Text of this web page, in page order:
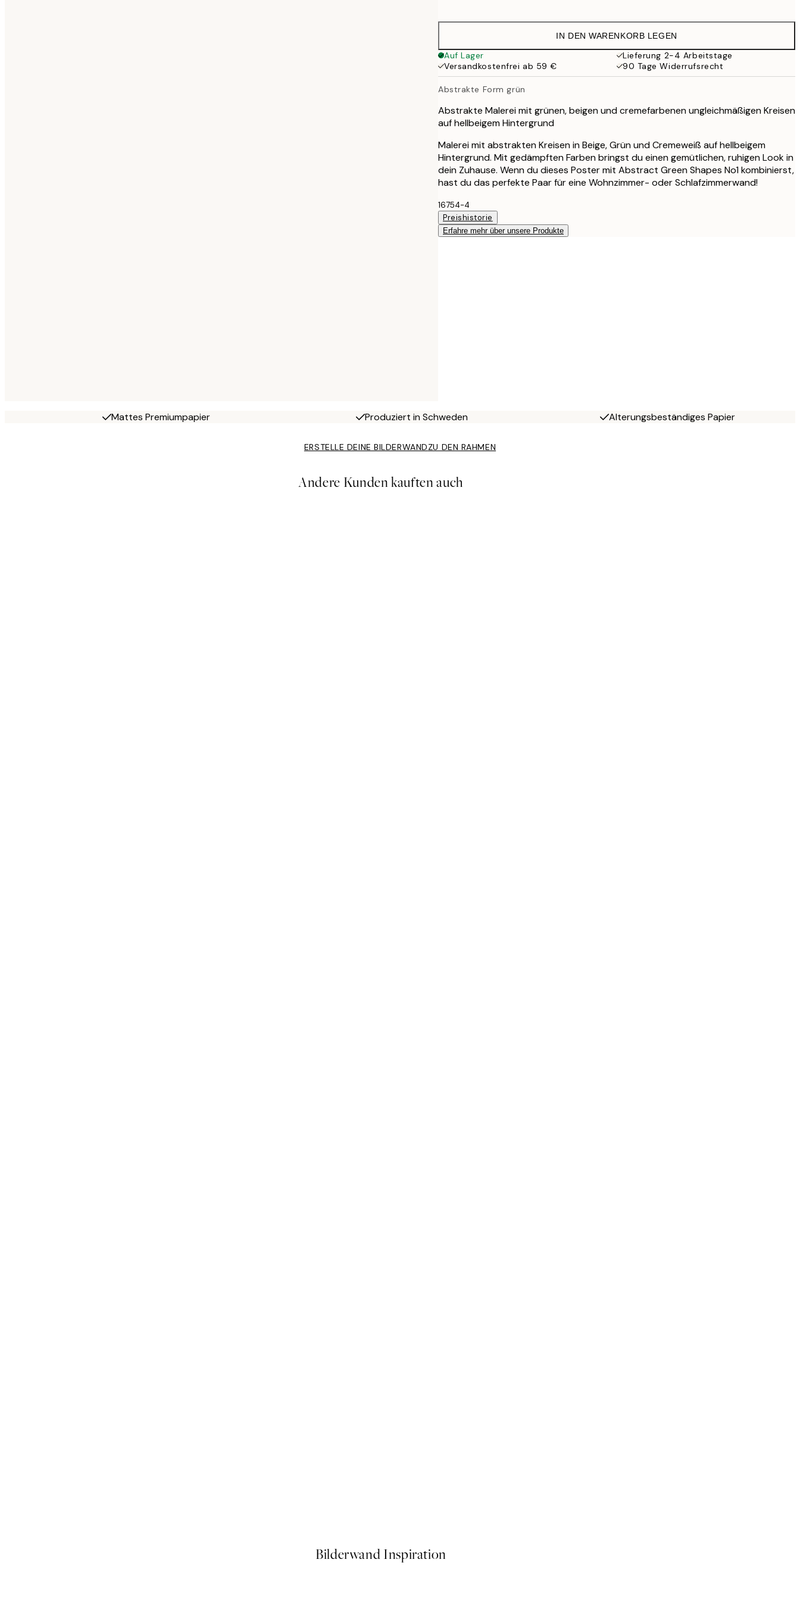
19,95 €
27,45 €
50x50 cm
27,45 €
32,45 €
70x100 cm
100x150 cm 59,50 €
IN DEN WARENKORB LEGEN
Auf Lager
Lieferung 2-4 Arbeitstage
Versandkostenfrei ab 59 €
90 Tage Widerrufsrecht
Abstrakte Form grün
Abstrakte Malerei mit grünen, beigen und cremefarbenen ungleichmäßigen Kreisen
auf hellbeigem Hintergrund
Malerei mit abstrakten Kreisen in Beige, Grün und Cremeweiß auf hellbeigem
Hintergrund. Mit gedämpften Farben bringst du einen gemütlichen, ruhigen Look in
dein Zuhause. Wenn du dieses Poster mit Abstract Green Shapes No1 kombinierst,
hast du das perfekte Paar für eine Wohnzimmer- oder Schlafzimmerwand!
16754-4
Preishistorie
Erfahre mehr über unsere Produkte
Mattes Premiumpapier Produziert in Schweden Alterungsbeständiges Papier
ERSTELLE DEINE BILDERWANDZU DEN RAHMEN
Andere Kunden kauften auch
Bilderwand Inspiration